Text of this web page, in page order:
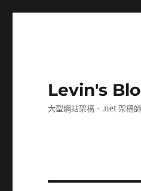
Levin's
大型網站架構．.net 架構